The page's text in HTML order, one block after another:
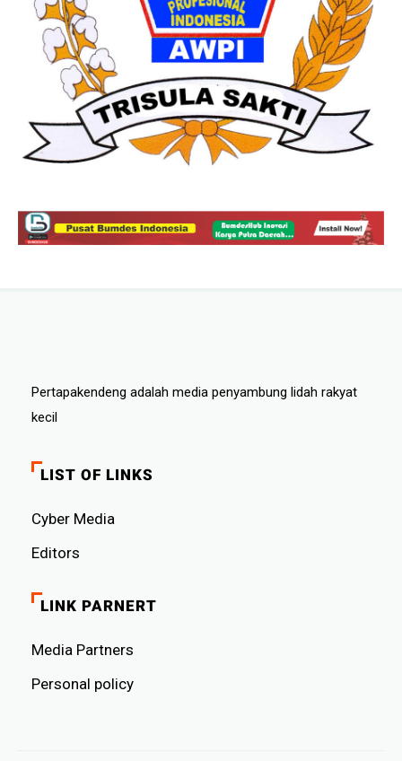
Pertapakendeng adalah media penyambung lidah rakyat
kecil
LIST OF LINKS
Cyber ​​Media
Editors
LINK PARNERT
Media Partners
Personal policy